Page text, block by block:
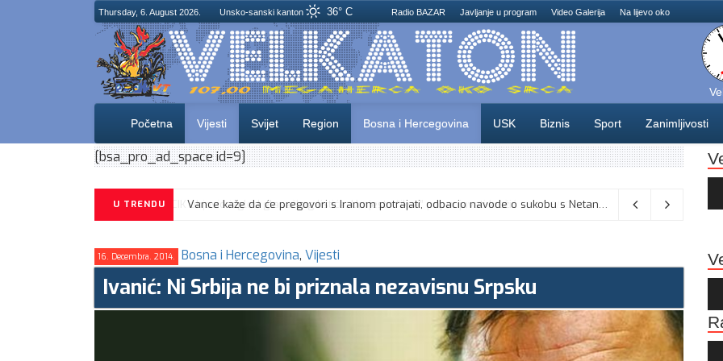
Thursday, 6. August 2026. Unsko-sanski kanton 36° C Radio BAZAR Javljanje u program Video Galerija Na lijevo oko
Početna Vijesti Svijet Region Bosna i Hercegovina USK Biznis Sport Zanimljivosti
[bsa_pro_ad_space id=9]
U TRENDU CIK objavio izgled glasačkog listića: Umjesto “iksa” popunjavati kružić 06/08/2026
16. Decembra. 2014. Bosna i Hercegovina, Vijesti
Ivanić: Ni Srbija ne bi priznala nezavisnu Srpsku